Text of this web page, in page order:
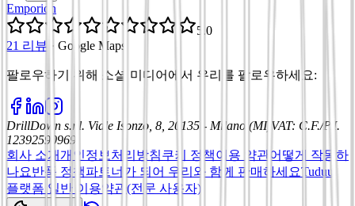
Emporion
5.0
21 리뷰 · Google Maps
팔로우하기 위해 소셜 미디어에서 우리를 팔로우하세요:
DrillDown s.r.l. Viale Isonzo, 8, 20135 - Milano (MI) VAT: C.F./P.I.
12392590969
회사 소개개인정보처리방침쿠키 정책이용 약관 어떻게 작동하
나요반품 정책파트너가 되어 우리와 함께 판매하세요Tuduu
플랫폼 일반 이용약관(전문 사용자)